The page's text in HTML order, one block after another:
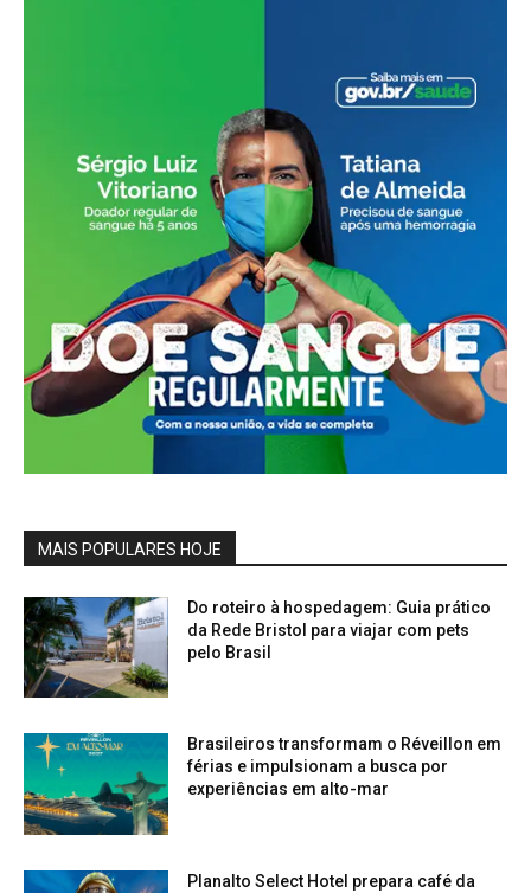
MAIS POPULARES HOJE
Do roteiro à hospedagem: Guia prático
da Rede Bristol para viajar com pets
pelo Brasil
Brasileiros transformam o Réveillon em
férias e impulsionam a busca por
experiências em alto-mar
Planalto Select Hotel prepara café da